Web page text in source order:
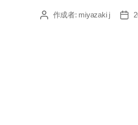
投 作成者: miyazaki j
投